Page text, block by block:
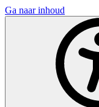
Ga naar inhoud